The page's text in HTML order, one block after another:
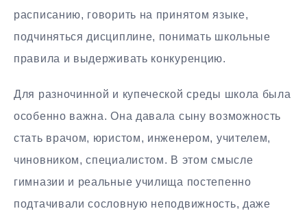
расписанию, говорить на принятом языке,
подчиняться дисциплине, понимать школьные
правила и выдерживать конкуренцию.
Для разночинной и купеческой среды школа была
особенно важна. Она давала сыну возможность
стать врачом, юристом, инженером, учителем,
чиновником, специалистом. В этом смысле
гимназии и реальные училища постепенно
подтачивали сословную неподвижность, даже